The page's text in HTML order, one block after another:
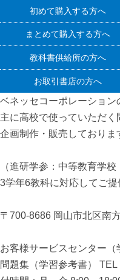
初めて購入する方へ
まとめて購入する方へ
教科書供給所の方へ
お取引書店の方へ
ベネッセコーポレーション
主に高校で使っていただ
企画制作・販売しておりま
（進研学参：中等教育学
3学年6教科に対応してご提
〒700-8686 岡山市北区南
お客様サービスセンター（
問題集（学習参考書）